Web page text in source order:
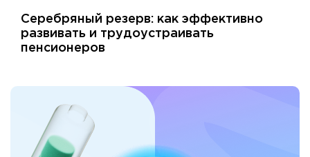
Серебряный резерв: как эффективно
развивать и трудоустраивать
пенсионеров